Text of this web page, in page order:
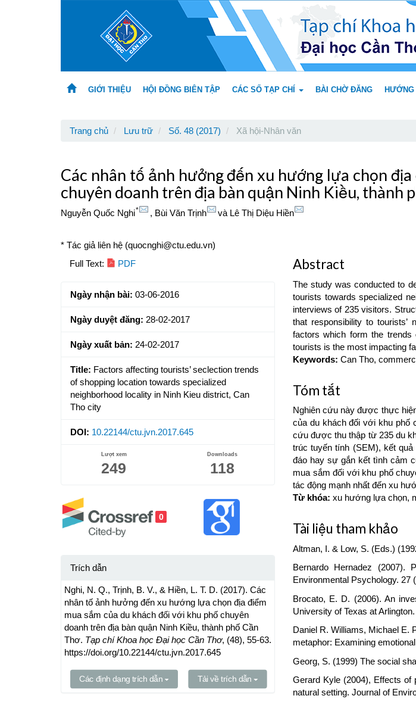
GIỚI THIỆU HỘI ĐỒNG BIÊN TẬP CÁC SỐ TẠP CHÍ BÀI CHỜ ĐĂNG HƯỚNG
Trang chủ Lưu trữ Số. 48 (2017) Xã hội-Nhân văn
Các nhân tố ảnh hưởng đến xu hướng lựa chọn
chuyên doanh trên địa bàn quận Ninh Kiều, thành
Nguyễn Quốc Nghi* , Bùi Văn Trịnh và Lê Thị Diệu Hiền
* Tác giả liên hệ (quocnghi@ctu.edu.vn)
Article
Full Text: PDF
Ngày nhận bài: 03-06-2016
Ngày duyệt đăng: 28-02-2017
Ngày xuất bản: 24-02-2017
Title: Factors affecting tourists’ seclection trends
of shopping location towards specialized
neighborhood locality in Ninh Kieu district, Can
Tho city
DOI: 10.22144/ctu.jvn.2017.645
Lượt xem
249
Downloads
118
0
Trích dẫn
Nghi, N. Q., Trịnh, B. V., & Hiền, L. T. D. (2017). Các
nhân tố ảnh hưởng đến xu hướng lựa chọn địa điểm
mua sắm của du khách đối với khu phố chuyên
doanh trên địa bàn quận Ninh Kiều, thành phố Cần
Thơ. Tạp chí Khoa học Đại học Cần Thơ, (48), 55-63.
https://doi.org/10.22144/ctu.jvn.2017.645
Các định dạng trích dẫn Tải về trích dẫn
Abstract
The study was conducted to
tourists towards specialized
interviews of 235 visitors.
that responsibility to tourists’
factors which form the trends
tourists is the most impacting
Keywords: Can Tho,
Tóm tắt
Nghiên cứu này được thực
của du khách đối với khu phố
cứu được thu thập từ 235 du
trúc tuyến tính (SEM), kết
đáo hay sự gắn kết tình cảm
mua sắm đối với khu phố
tác động mạnh nhất đến xu
Từ khóa: xu hướng lựa chọn,
Article
Details
Tài liệu tham khảo
Altman, I. & Low, S. (Eds.)
Bernardo Hernadez
Environmental Psychology. 27
Brocato, E. D. (2006). An
University of Texas at Arlington.
Daniel R. Williams, Michael E.
metaphor: Examining
Georg, S. (1999) The social
Gerard Kyle (2004), Effects of
natural setting. Journal of